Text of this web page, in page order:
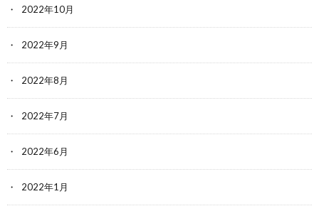
2022年10月
2022年9月
2022年8月
2022年7月
2022年6月
2022年1月